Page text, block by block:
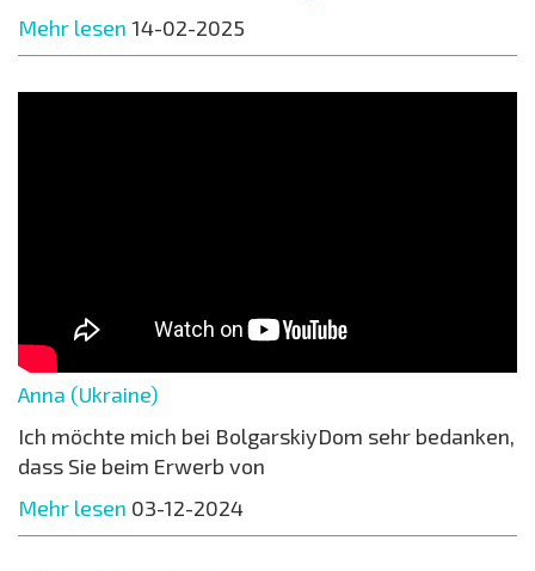
Mehr lesen 14-02-2025
Anna (Ukraine)
Ich möchte mich bei BolgarskiyDom sehr bedanken,
dass Sie beim Erwerb von
Mehr lesen 03-12-2024